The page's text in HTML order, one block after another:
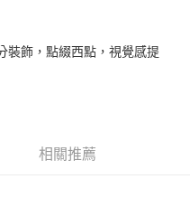
裝飾，點綴西點，視覺感提
相關推薦